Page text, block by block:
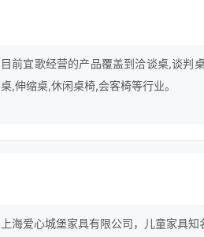
目前宜歌经营的产品覆盖到洽谈桌,谈判
桌,伸缩桌,休闲桌椅,会客椅等行业。
上海爱心城堡家具有限公司，儿童家具